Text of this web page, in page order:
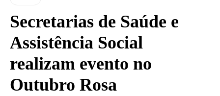
Secretarias de Saúde e
Assistência Social
realizam evento no
Outubro Rosa